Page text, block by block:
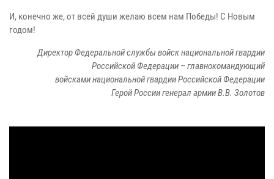
И, конечно же, от всей души желаю всем нам Победы! С Новым
годом!
Директор Федеральной службы войск национальной гвардии
Российской Федерации – главнокомандующий
войсками национальной гвардии Российской Федерации
Герой России генерал армии В.В. Золотов